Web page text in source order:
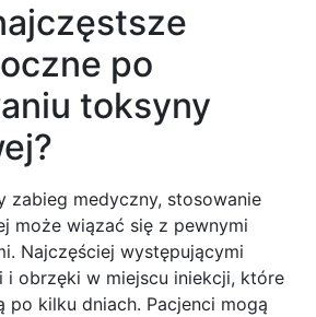
po
toksyny
zabieg medyczny, stosowanie
może wiązać się z pewnymi
Najczęściej występującymi
i obrzęki w miejscu iniekcji, które
po kilku dniach. Pacjenci mogą